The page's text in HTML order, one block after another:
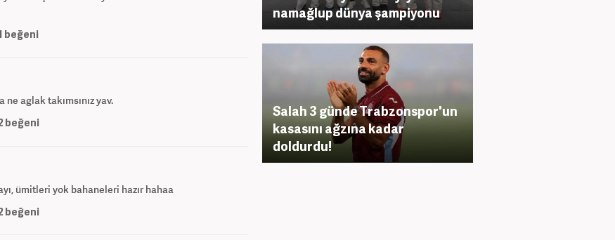
beğeni
aglak takımsınız yav.
beğeni
ümitleri yok bahaneleri hazır hahaa
beğeni
namağlup dünya şampiyonu
Salah 3 günde Trabzonspor'un
kasasını ağzına kadar
doldurdu!